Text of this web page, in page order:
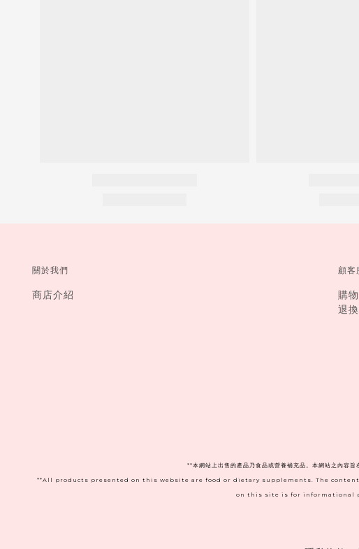
關於我們
商店介紹
顧客
購
退
**本網站上出售的產品乃食品或營養補充品。本網站之內容
**All products presented on this website are food or dietary supplements. The
on this site is for informational